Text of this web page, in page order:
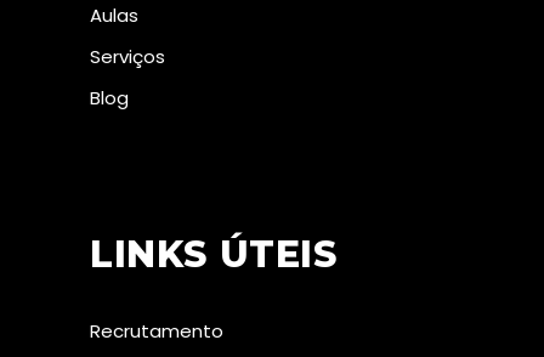
Aulas
Serviços
Blog
LINKS ÚTEIS
Recrutamento